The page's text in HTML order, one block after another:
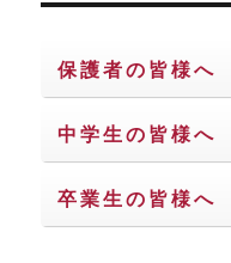
保護者の皆様へ
中学生の皆様へ
卒業生の皆様へ